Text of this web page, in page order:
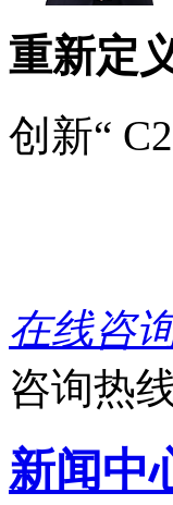
重新定
创新“
在线咨
咨询热
新闻中